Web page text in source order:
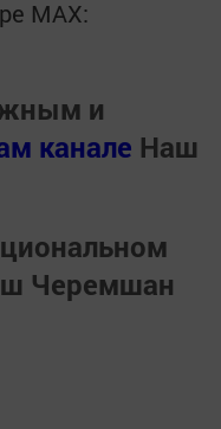
MАХ:
и
канале Наш
Черемшан